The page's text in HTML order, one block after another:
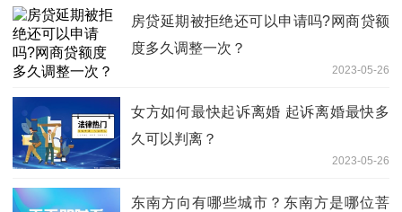
房贷延期被拒绝还可以申请吗?网商贷额
度多久调整一次？
2023-05-26
女方如何最快起诉离婚 起诉离婚最快多
久可以判离？
2023-05-26
东南方向有哪些城市？东南方是哪位菩